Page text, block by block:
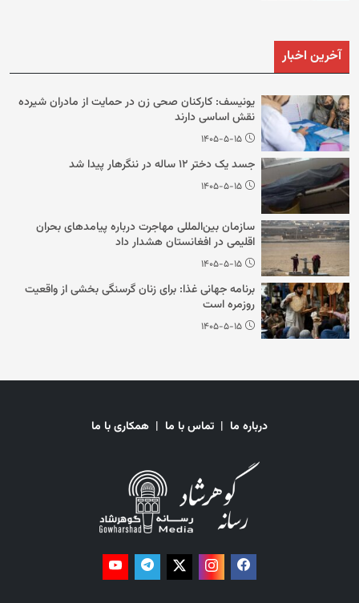
آخرین اخبار
یونیسف: کارکنان صحی زن در حمایت از مادران شیرده
نقش اساسی دارند
۱۴۰۵-۵-۱۵
جسد یک دختر ۱۲ ساله در ننگرهار پیدا شد
۱۴۰۵-۵-۱۵
سازمان بین‌المللی مهاجرت درباره پیامدهای بحران
اقلیمی در افغانستان هشدار داد
۱۴۰۵-۵-۱۵
برنامه جهانی غذا: برای زنان گرسنگی بخشی از واقعیت
روزمره است
۱۴۰۵-۵-۱۵
درباره ما | تماس با ما | همکاری با ما